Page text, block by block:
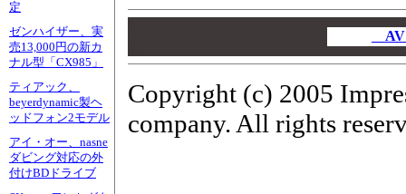
定
ゼンハイザー、実
売13,000円の新カ
ナル型「CX985」
ティアック、
beyerdynamic製ヘ
ッドフォン2モデル
アイ・オー、nasne
ダビング対応の外
付けBDドライブ
AV
Copyright (c) 2005
company. All rights